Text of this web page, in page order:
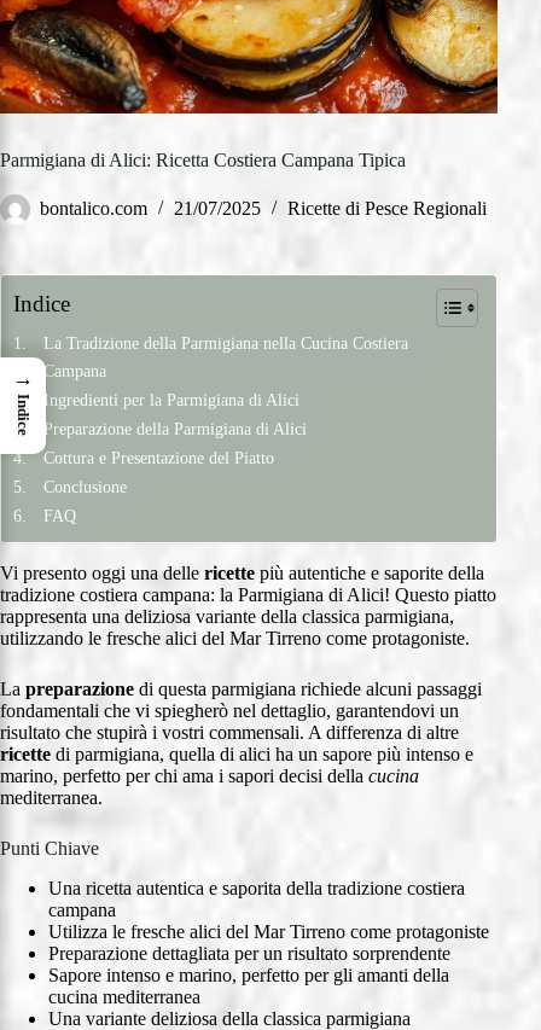
Parmigiana di Alici: Ricetta Costiera Campana Tipica
bontalico.com 21/07/2025 Ricette di Pesce Regionali
Indice
La Tradizione della Parmigiana nella Cucina Costiera
Campana
Ingredienti per la Parmigiana di Alici
Preparazione della Parmigiana di Alici
Cottura e Presentazione del Piatto
Conclusione
FAQ
Vi presento oggi una delle ricette più autentiche e saporite della
tradizione costiera campana: la Parmigiana di Alici! Questo piatto
rappresenta una deliziosa variante della classica parmigiana,
utilizzando le fresche alici del Mar Tirreno come protagoniste.
La preparazione di questa parmigiana richiede alcuni passaggi
fondamentali che vi spiegherò nel dettaglio, garantendovi un
risultato che stupirà i vostri commensali. A differenza di altre
ricette di parmigiana, quella di alici ha un sapore più intenso e
marino, perfetto per chi ama i sapori decisi della cucina
mediterranea.
Punti Chiave
Una ricetta autentica e saporita della tradizione costiera
campana
Utilizza le fresche alici del Mar Tirreno come protagoniste
Preparazione dettagliata per un risultato sorprendente
Sapore intenso e marino, perfetto per gli amanti della
cucina mediterranea
Una variante deliziosa della classica parmigiana
→
Indice